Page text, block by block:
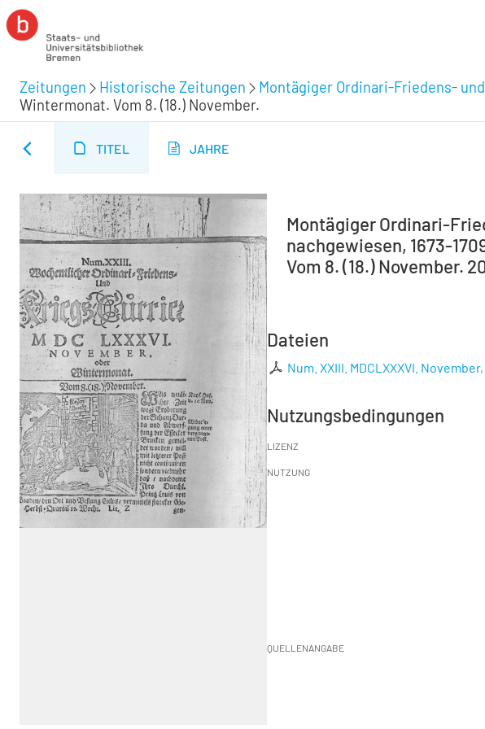
Zeitungen Historische Zeitungen Montägiger Ordinari-Friedens-
Wintermonat. Vom 8. (18.) November.
TITEL JAHRE
Montägiger Ordinari-
nachgewiesen, 1673-
Vom 8. (18.) November.
Dateien
Num. XXIII. MDCLXXXVI.
Nutzungsbedingungen
LIZENZ
NUTZUNG
QUELLENANGABE